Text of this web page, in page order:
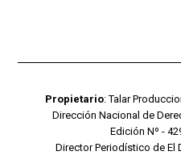
Propietario: Talar
Dirección Nacional de
Edición Nº -
Director Periodístico de El